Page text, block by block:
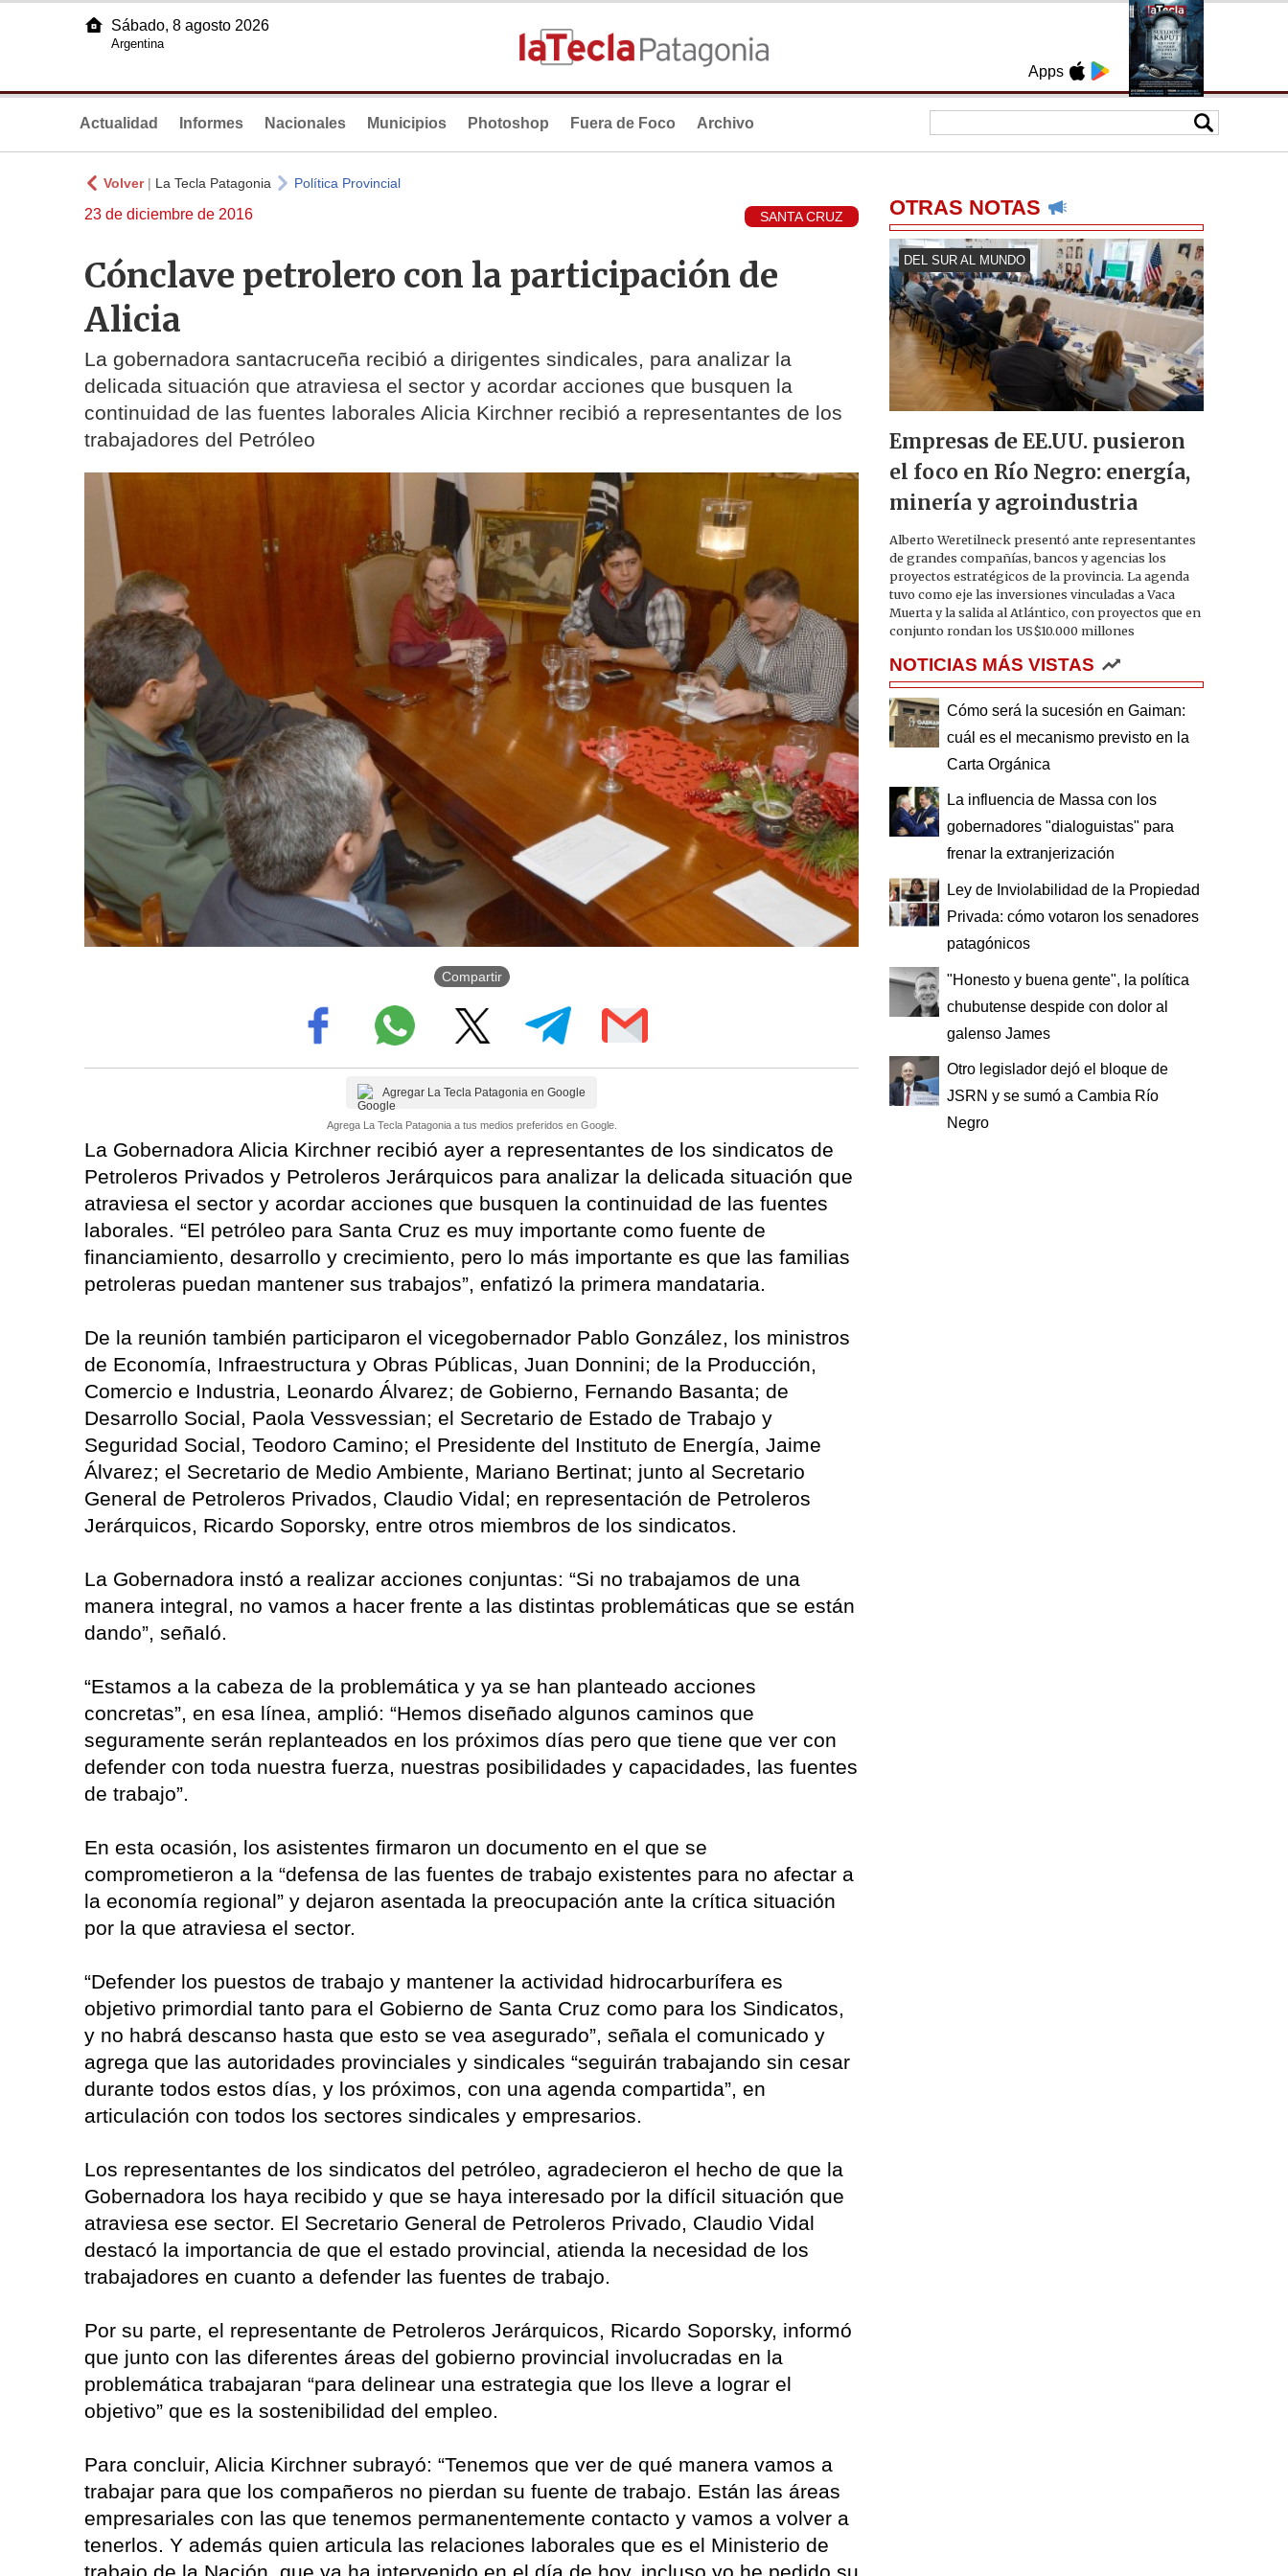
Apps
Sábado, 8 agosto 2026
Argentina
Actualidad Informes Nacionales Municipios Photoshop Fuera de Foco Archivo
Volver| La Tecla Patagonia Política Provincial
23 de diciembre de 2016 SANTA CRUZ
Cónclave petrolero con la participación de
Alicia
La gobernadora santacruceña recibió a dirigentes sindicales, para analizar la
delicada situación que atraviesa el sector y acordar acciones que busquen la
continuidad de las fuentes laborales Alicia Kirchner recibió a representantes de los
trabajadores del Petróleo
Compartir
Agregar La Tecla Patagonia en Google
Agrega La Tecla Patagonia a tus medios preferidos en Google.
La Gobernadora Alicia Kirchner recibió ayer a representantes de los sindicatos de
Petroleros Privados y Petroleros Jerárquicos para analizar la delicada situación que
atraviesa el sector y acordar acciones que busquen la continuidad de las fuentes
laborales. “El petróleo para Santa Cruz es muy importante como fuente de
financiamiento, desarrollo y crecimiento, pero lo más importante es que las familias
petroleras puedan mantener sus trabajos”, enfatizó la primera mandataria.
De la reunión también participaron el vicegobernador Pablo González, los ministros
de Economía, Infraestructura y Obras Públicas, Juan Donnini; de la Producción,
Comercio e Industria, Leonardo Álvarez; de Gobierno, Fernando Basanta; de
Desarrollo Social, Paola Vessvessian; el Secretario de Estado de Trabajo y
Seguridad Social, Teodoro Camino; el Presidente del Instituto de Energía, Jaime
Álvarez; el Secretario de Medio Ambiente, Mariano Bertinat; junto al Secretario
General de Petroleros Privados, Claudio Vidal; en representación de Petroleros
Jerárquicos, Ricardo Soporsky, entre otros miembros de los sindicatos.
La Gobernadora instó a realizar acciones conjuntas: “Si no trabajamos de una
manera integral, no vamos a hacer frente a las distintas problemáticas que se están
dando”, señaló.
“Estamos a la cabeza de la problemática y ya se han planteado acciones
concretas”, en esa línea, amplió: “Hemos diseñado algunos caminos que
seguramente serán replanteados en los próximos días pero que tiene que ver con
defender con toda nuestra fuerza, nuestras posibilidades y capacidades, las fuentes
de trabajo”.
En esta ocasión, los asistentes firmaron un documento en el que se
comprometieron a la “defensa de las fuentes de trabajo existentes para no afectar a
la economía regional” y dejaron asentada la preocupación ante la crítica situación
por la que atraviesa el sector.
“Defender los puestos de trabajo y mantener la actividad hidrocarburífera es
objetivo primordial tanto para el Gobierno de Santa Cruz como para los Sindicatos,
y no habrá descanso hasta que esto se vea asegurado”, señala el comunicado y
agrega que las autoridades provinciales y sindicales “seguirán trabajando sin cesar
durante todos estos días, y los próximos, con una agenda compartida”, en
articulación con todos los sectores sindicales y empresarios.
Los representantes de los sindicatos del petróleo, agradecieron el hecho de que la
Gobernadora los haya recibido y que se haya interesado por la difícil situación que
atraviesa ese sector. El Secretario General de Petroleros Privado, Claudio Vidal
destacó la importancia de que el estado provincial, atienda la necesidad de los
trabajadores en cuanto a defender las fuentes de trabajo.
Por su parte, el representante de Petroleros Jerárquicos, Ricardo Soporsky, informó
que junto con las diferentes áreas del gobierno provincial involucradas en la
problemática trabajaran “para delinear una estrategia que los lleve a lograr el
objetivo” que es la sostenibilidad del empleo.
Para concluir, Alicia Kirchner subrayó: “Tenemos que ver de qué manera vamos a
trabajar para que los compañeros no pierdan su fuente de trabajo. Están las áreas
empresariales con las que tenemos permanentemente contacto y vamos a volver a
tenerlos. Y además quien articula las relaciones laborales que es el Ministerio de
OTRAS NOTAS
DEL SUR AL MUNDO
Empresas de EE.UU. pusieron
el foco en Río Negro: energía,
minería y agroindustria
Alberto Weretilneck presentó ante representantes
de grandes compañías, bancos y agencias los
proyectos estratégicos de la provincia. La agenda
tuvo como eje las inversiones vinculadas a Vaca
Muerta y la salida al Atlántico, con proyectos que en
conjunto rondan los US$10.000 millones
NOTICIAS MÁS VISTAS
Cómo será la sucesión en Gaiman:
cuál es el mecanismo previsto en la
Carta Orgánica
La influencia de Massa con los
gobernadores "dialoguistas" para
frenar la extranjerización
Ley de Inviolabilidad de la Propiedad
Privada: cómo votaron los senadores
patagónicos
"Honesto y buena gente", la política
chubutense despide con dolor al
galenso James
Otro legislador dejó el bloque de
JSRN y se sumó a Cambia Río
Negro